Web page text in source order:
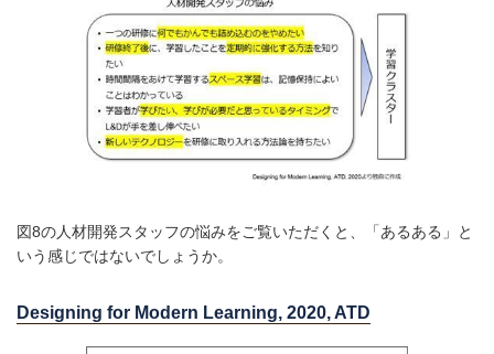
図8の人材開発スタッフの悩みをご覧いただくと、「あるある」と
いう感じではないでしょうか。
Designing for Modern Learning, 2020, ATD